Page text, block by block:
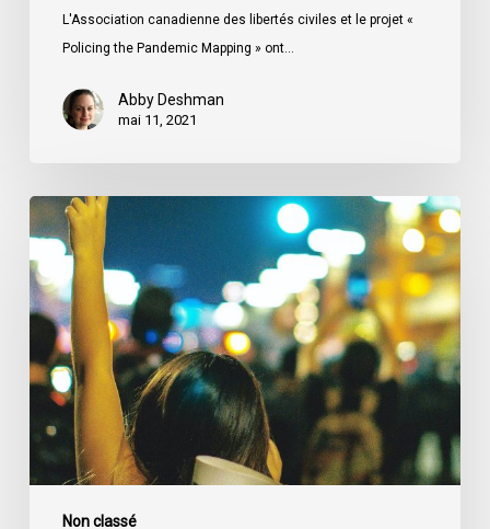
L'Association canadienne des libertés civiles et le projet «
Policing the Pandemic Mapping » ont…
Abby Deshman
mai 11, 2021
Non classé
Podcast
«
Of
Counsel
»
Micheal
Bryant
sur
principe